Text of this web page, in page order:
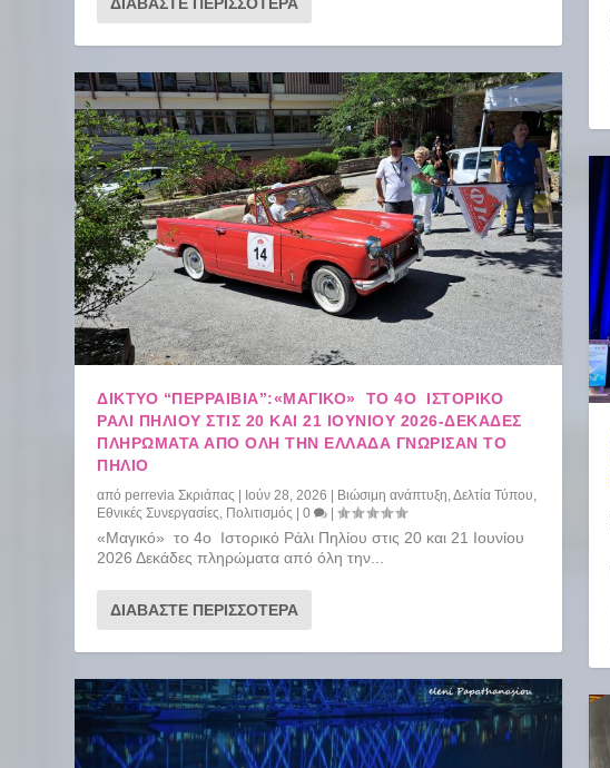
ΔΙΑΒΆΣΤΕ ΠΕΡΙΣΣΌΤΕΡΑ
ΔΙΚΤΥΟ “ΠΕΡΡΑΙΒΙΑ”:«ΜΑΓΙΚΌ» ΤΟ 4Ο ΙΣΤΟΡΙΚΌ
ΡΆΛΙ ΠΗΛΊΟΥ ΣΤΙΣ 20 ΚΑΙ 21 ΙΟΥΝΊΟΥ 2026-ΔΕΚΆΔΕΣ
ΠΛΗΡΏΜΑΤΑ ΑΠΌ ΌΛΗ ΤΗΝ ΕΛΛΆΔΑ ΓΝΏΡΙΣΑΝ ΤΟ
ΠΉΛΙΟ
απόperrevia Σκριάπας | Ιούν 28, 2026 | Βιώσιμη ανάπτυξη ,Δελτία Τύπου
Εθνικές Συνεργασίες Πολιτισμός |0 |
«Μαγικό» το 4ο Ιστορικό Ράλι Πηλίου στις 20 και 21 Ιουνίου
2026 Δεκάδες πληρώματα από όλη την...
ΔΙΑΒΆΣΤΕ ΠΕΡΙΣΣΌΤΕΡΑ